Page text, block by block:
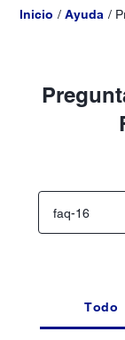
Inicio Ayuda
Todo